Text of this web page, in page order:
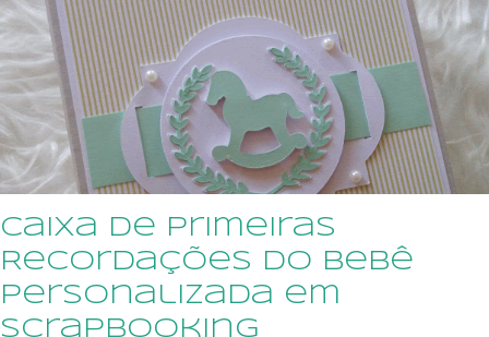
guardar suas receitas preferidas, como em um caderno de receitas
personalizado ou um livro de receitas personalizado. Pode ser
personalizado em diversas combinações de cores combinando com a sua
cozinha e ao seu gosto. Miolo impresso em gráfica, em papel de alta
qualidade. Consulte todos os preços e confira todos os modelos de
cadernos de receitas pe...
Caixa de Primeiras
Recordações do Bebê
Personalizada em
Scrapbooking